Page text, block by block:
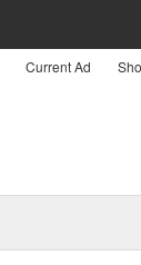
Current Ad